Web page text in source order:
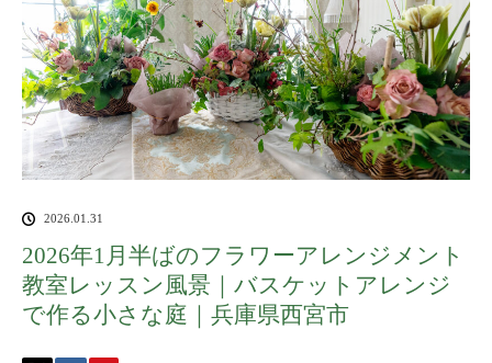
2026.01.31
2026年1月半ばのフラワーアレンジメント
教室レッスン風景｜バスケットアレンジ
で作る小さな庭｜兵庫県西宮市